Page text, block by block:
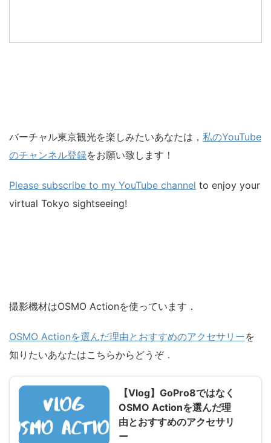
バーチャル東京観光を楽しみたいあなたは， 私のYouTube
のチャンネル登録をお願い致します！
Please subscribe to my YouTube channel to enjoy your
virtual Tokyo sightseeing!
撮影機材はOSMO Actionを使っています．
OSMO Actionを選んだ理由とおすすめのアクセサリーを
知りたいあなたはこちらからどうぞ．
【Vlog】GoPro8ではなく
OSMO Actionを選んだ理
由とおすすめのアクセサリ
ー